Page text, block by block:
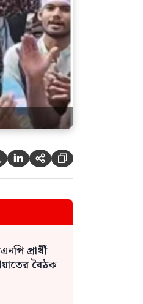
  
প্রার্থী
বৈঠক